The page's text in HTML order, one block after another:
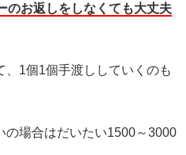
のお返しをしなくても大丈夫
1個1個手渡ししていくのも
の場合はだいたい1500～3000